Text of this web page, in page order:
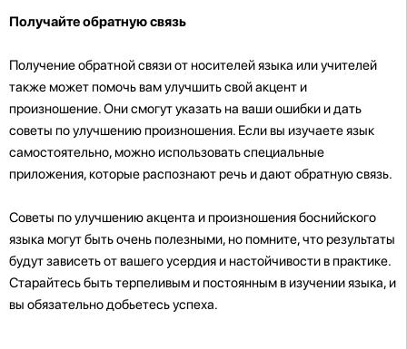
Получайте обратную связь
Получение обратной связи от носителей языка или учителей
также может помочь вам улучшить свой акцент и
произношение. Они смогут указать на ваши ошибки и дать
советы по улучшению произношения. Если вы изучаете язык
самостоятельно, можно использовать специальные
приложения, которые распознают речь и дают обратную связь.
Советы по улучшению акцента и произношения боснийского
языка могут быть очень полезными, но помните, что результаты
будут зависеть от вашего усердия и настойчивости в практике.
Старайтесь быть терпеливым и постоянным в изучении языка, и
вы обязательно добьетесь успеха.